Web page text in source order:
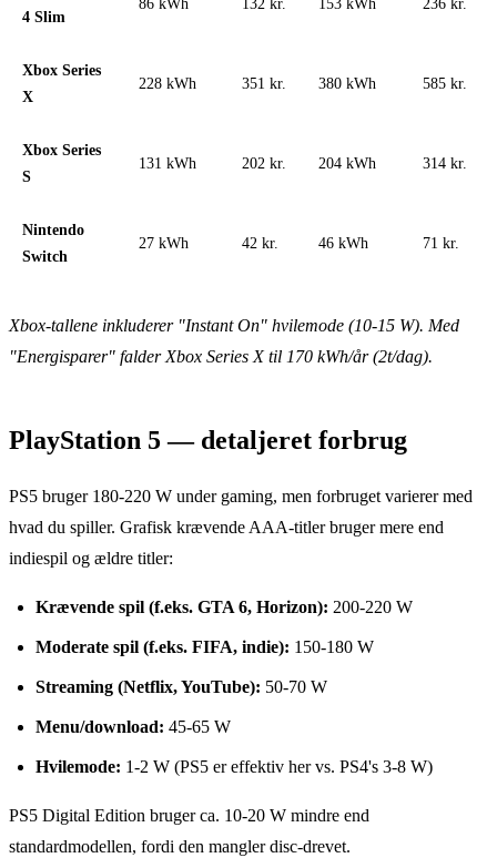
4 Slim
86 kWh 132 kr. 153 kWh 236 kr.
Xbox Series
X
228 kWh 351 kr. 380 kWh 585 kr.
Xbox Series
S
131 kWh 202 kr. 204 kWh 314 kr.
Nintendo
Switch
27 kWh 42 kr. 46 kWh 71 kr.
Xbox-tallene inkluderer "Instant On" hvilemode (10-15 W). Med
"Energisparer" falder Xbox Series X til 170 kWh/år (2t/dag).
PlayStation 5 — detaljeret forbrug
PS5 bruger 180-220 W under gaming, men forbruget varierer med
hvad du spiller. Grafisk krævende AAA-titler bruger mere end
indiespil og ældre titler:
Krævende spil (f.eks. GTA 6, Horizon): 200-220 W
Moderate spil (f.eks. FIFA, indie): 150-180 W
Streaming (Netflix, YouTube): 50-70 W
Menu/download: 45-65 W
Hvilemode: 1-2 W (PS5 er effektiv her vs. PS4's 3-8 W)
PS5 Digital Edition bruger ca. 10-20 W mindre end
standardmodellen, fordi den mangler disc-drevet.